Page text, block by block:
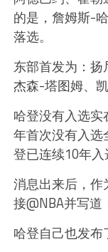
的是，詹姆斯-
落选。
东部首发为：扬
杰森-塔图姆、
哈登没有入选
年首次没有入
登已连续10年入
消息出来后，
接@NBA并写道
哈登自己也发布